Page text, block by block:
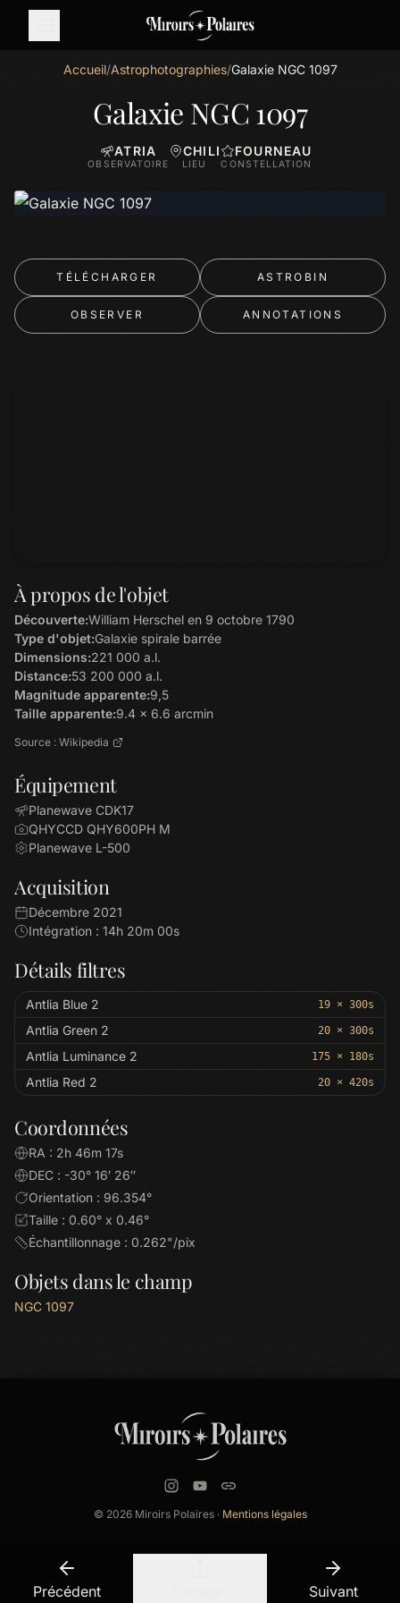
Accueil/Astrophotographies/Galaxie NGC 1097
Galaxie NGC 1097
ATRIA
OBSERVATOIRE
CHILI
LIEU
FOURNEAU
CONSTELLATION
TÉLÉCHARGER ASTROBIN
OBSERVER ANNOTATIONS
À propos de l'objet
Découverte:William Herschel en 9 octobre 1790
Type d'objet:Galaxie spirale barrée
Dimensions:221 000 a.l.
Distance:53 200 000 a.l.
Magnitude apparente:9,5
Taille apparente:9.4 x 6.6 arcmin
Source : Wikipedia
Équipement
Planewave CDK17
QHYCCD QHY600PH M
Planewave L-500
Acquisition
Décembre 2021
Intégration : 14h 20m 00s
Détails filtres
Antlia Blue 2 19 × 300s
Antlia Green 2 20 × 300s
Antlia Luminance 2 175 × 180s
Antlia Red 2 20 × 420s
Coordonnées
RA : 2h 46m 17s
DEC : -30° 16′ 26″
Orientation : 96.354°
Taille : 0.60° x 0.46°
Échantillonnage : 0.262"/pix
Objets dans le champ
NGC 1097
Précédent Suivant
© 2026 Miroirs Polaires · Mentions légales